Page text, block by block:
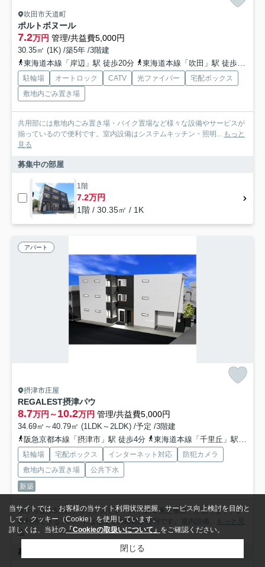
吹田市天道町
ポルトボヌール
7.2万円 管理/共益費5,000円
30.35㎡ (1K) /築5年 /3階建
東海道本線「岸辺」駅 徒歩20分
東海道本線「吹田」駅 徒歩20分
駐輪場 オートロック CATV 光ファイバー
宅配ボックス
敷地内ごみ置き場
共用部には敷地内ごみ置き場・バイク置場など様々な設備やサービスが
揃っているので便利です。室内設備はシステムキッチン・照明...
もっと
見る
募集中の部屋
1階
7.2万円
1階 / 30.35㎡ / 1K
アパート
摂津市庄屋
REGALEST摂津パウ
8.7万円～10.2万円 管理/共益費5,000円
34.69㎡～40.79㎡ (1LDK～2LDK) /予定 /3階建
阪急京都本線「摂津市」駅 徒歩4分
東海道本線「千里丘」駅 徒歩10分
駐輪場 宅配ボックス インターネット対応
防犯カメラ
敷地内ごみ置き場
公共下水
新築
家から徒歩5分にドラッグストア「スギ薬局 東正雀店」があります。2
駅利用できるアパートは電車での移動が便利です。室内設備...
もっと見
る
募集中の部屋
当サイトでは、お客様の当サイト利用状況把握、サービス向上検討を目的と
して、クッキー（Cookie）を使用しています。
詳しくは、当社の 「Cookieの取扱いについて」 をご確認ください。
閉じる